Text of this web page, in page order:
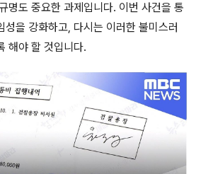
명도 중요한 과제입니다. 이번 사건을 통
성을 강화하고, 다시는 이러한 불미스러
해야 할 것입니다.